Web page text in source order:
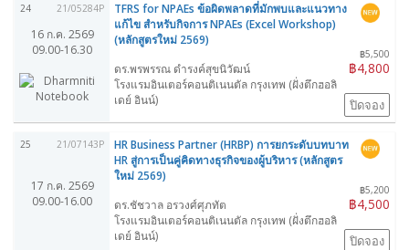
24 21/05284P
16 ก.ค. 2569
09.00-16.30
TFRS for NPAEs ข้อผิดพลาดที่มักพบและแนวทาง
แก้ไข สำหรับกิจการ NPAEs (Excel Workshop)
(หลักสูตรใหม่ 2569)
฿5,500
฿4,800
ดร.พรพรรณ ดำรงค์สุขนิวัฒน์
โรงแรมอินเตอร์คอนติเนนตัล กรุงเทพ (ฝั่งตึกฮอลิ
เดย์ อินน์)
ปิดจอง
25 21/07143P
17 ก.ค. 2569
09.00-16.00
HR Business Partner (HRBP) การยกระดับบทบาท
HR สู่การเป็นคู่คิดทางธุรกิจของผู้บริหาร (หลักสูตร
ใหม่ 2569)
฿5,200
฿4,500
ดร.ชัชวาล อรวงศ์ศุภทัต
โรงแรมอินเตอร์คอนติเนนตัล กรุงเทพ (ฝั่งตึกฮอลิ
เดย์ อินน์)
ปิดจอง